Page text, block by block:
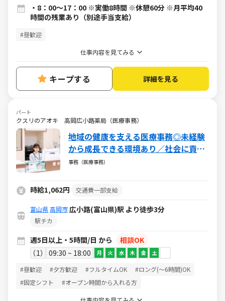
・8：00～17：00 ※実働8時間 ※休憩60分 ※月平均40
時間の残業あり（別途手当支給）
#昼歓迎
仕事内容を見てみる
キープする 詳細を見る
パート
クスリのアオキ 高岡広小路薬局（医療事務）
地域の健康を支える医療事務◎未経験
から成長できる環境あり／社会に貢献
できるやりがいある仕事／週5日・1日
事務（医療事務）
時給1,062円 交通費一部支給
富山県高岡市広小路(富山県)駅 より徒歩3分
駅チカ
週5日以上・5時間/日 から
相談OK
1
09:30 ~ 18:00 月 火 水 木 金 土
#昼歓迎 #夕方歓迎 #フルタイムOK
#ロング(～6時間)OK
#固定シフト
#オープン時間から入れる方